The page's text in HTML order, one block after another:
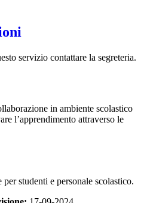
servizio contattare la segreteria.
in ambiente scolastico
l’apprendimento attraverso le
studenti e personale scolastico.